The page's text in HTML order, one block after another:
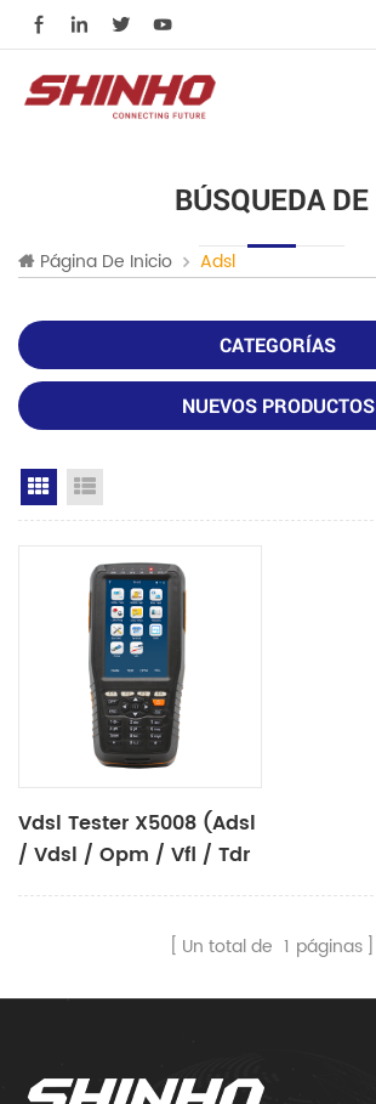
BÚSQUEDA DE
Página De Inicio Adsl
CATEGORÍAS
NUEVOS PRODUCTOS
Grid View
Vdsl Tester X5008 (adsl
/ Vdsl / Opm / Vfl / Tdr
Function / Tone
Un total de 1 páginas